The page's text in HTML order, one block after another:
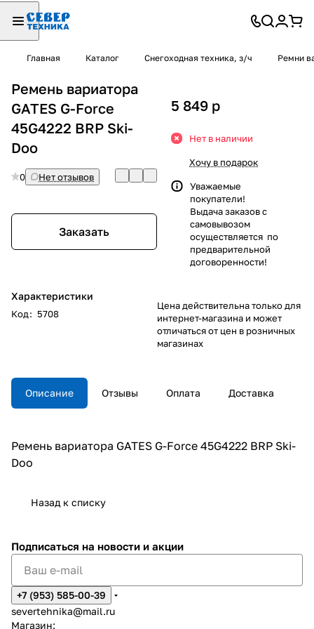
Главная Каталог Снегоходная техника, з/ч Ремни
Ремень вариатора
GATES G-Force
45G4222 BRP Ski-
Doo
0 Нет отзывов
Заказать
Характеристики
Код: 5708
5 849 p
Нет в наличии
Хочу в подарок
Уважаемые
покупатели!
Выдача заказов с
самовывозом
осуществляется по
предварительной
договоренности!
Цена действительна только для
интернет-магазина и может
отличаться от цен в розничных
магазинах
Описание Отзывы Оплата Доставка
Ремень вариатора GATES G-Force 45G4222 BRP Ski-
Doo
Назад к списку
Подписаться на новости и акции
+7 (953) 585-00-39
severtehnika@mail.ru
Магазин: